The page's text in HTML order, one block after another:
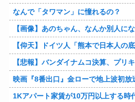
なんで「タワマン」に憧れるの？
【画像】あのちゃん、なんか別人に
【仰天】ドイツ人「熊本で日本人の底力を見た…!」熊本で生まれて初めて震度7の大地震を経験
【悲報】バンダイナムコ決算、プリ
映画『8番出口』金ローで地上波初放送 二宮和也「まさ
1Kアパート家賃が10万円以上する時代、年金14万